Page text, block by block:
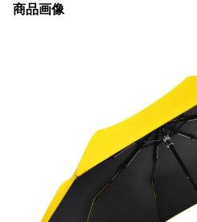
商品画像